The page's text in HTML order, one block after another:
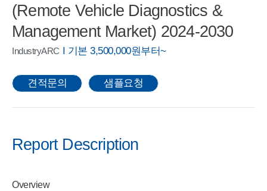
(Remote Vehicle Diagnostics &
Management Market) 2024-2030
IndustryARC I 기본 3,500,000원부터~
견적문의 샘플요청
Report Description
Overview